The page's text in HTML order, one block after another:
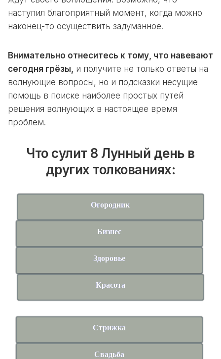
наступил благоприятный момент, когда можно
наконец-то осуществить задуманное.
Внимательно отнеситесь к тому, что навевают
сегодня грёзы, и получите не только ответы на
волнующие вопросы, но и подсказки несущие
помощь в поиске наиболее простых путей
решения волнующих в настоящее время
проблем.
Что сулит 8 Лунный день в
других толкованиях:
Огородник
Бизнес
Здоровье
Красота
Стрижка
Свадьба